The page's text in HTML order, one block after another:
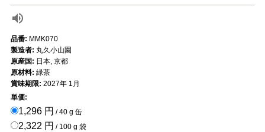
品番: MMK070
製造者: 丸久小山園
原産国: 日本, 京都
原材料: 緑茶
賞味期限: 2027年 1月
単価:
1,296 円 / 40 g 缶
2,322 円 / 100 g 袋